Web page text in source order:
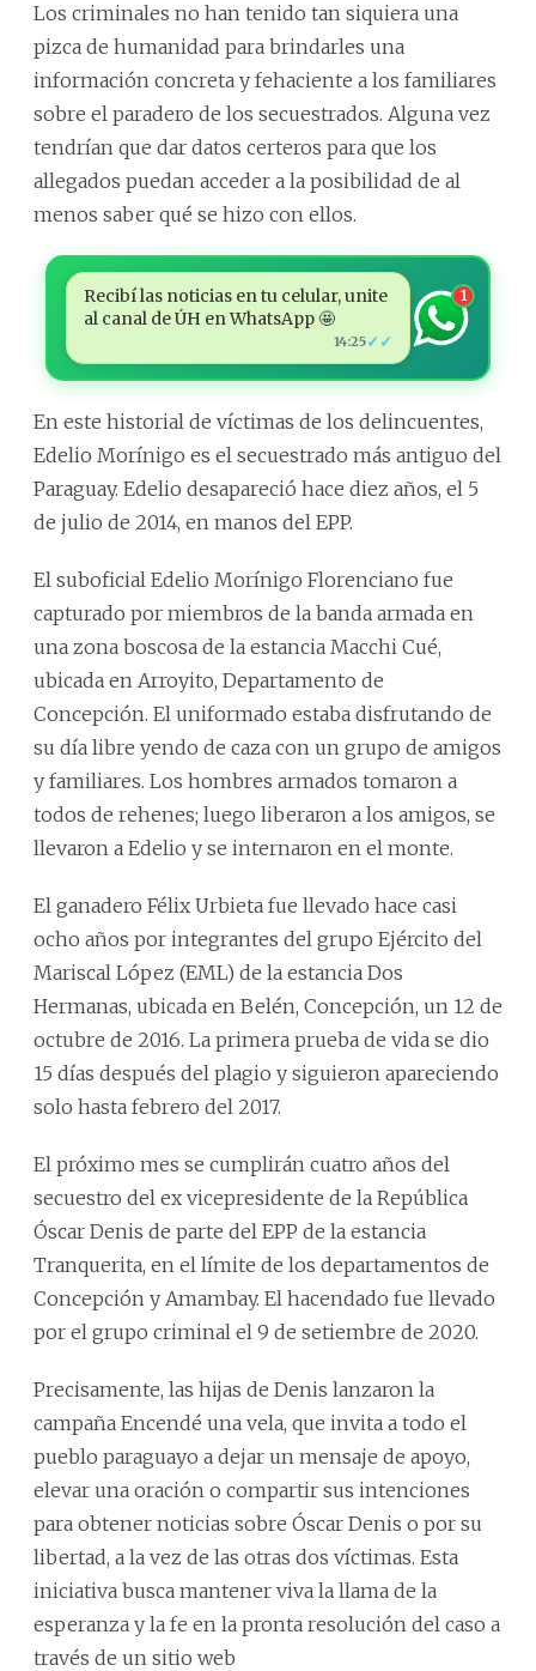
Los criminales no han tenido tan siquiera una
pizca de humanidad para brindarles una
información concreta y fehaciente a los familiares
sobre el paradero de los secuestrados. Alguna vez
tendrían que dar datos certeros para que los
allegados puedan acceder a la posibilidad de al
menos saber qué se hizo con ellos.
Recibí las noticias en tu celular, unite
al canal de ÚH en WhatsApp 🤩
14:25✓✓
1
En este historial de víctimas de los delincuentes,
Edelio Morínigo es el secuestrado más antiguo del
Paraguay. Edelio desapareció hace diez años, el 5
de julio de 2014, en manos del EPP.
El suboficial Edelio Morínigo Florenciano fue
capturado por miembros de la banda armada en
una zona boscosa de la estancia Macchi Cué,
ubicada en Arroyito, Departamento de
Concepción. El uniformado estaba disfrutando de
su día libre yendo de caza con un grupo de amigos
y familiares. Los hombres armados tomaron a
todos de rehenes; luego liberaron a los amigos, se
llevaron a Edelio y se internaron en el monte.
El ganadero Félix Urbieta fue llevado hace casi
ocho años por integrantes del grupo Ejército del
Mariscal López (EML) de la estancia Dos
Hermanas, ubicada en Belén, Concepción, un 12 de
octubre de 2016. La primera prueba de vida se dio
15 días después del plagio y siguieron apareciendo
solo hasta febrero del 2017.
El próximo mes se cumplirán cuatro años del
secuestro del ex vicepresidente de la República
Óscar Denis de parte del EPP de la estancia
Tranquerita, en el límite de los departamentos de
Concepción y Amambay. El hacendado fue llevado
por el grupo criminal el 9 de setiembre de 2020.
Precisamente, las hijas de Denis lanzaron la
campaña Encendé una vela, que invita a todo el
pueblo paraguayo a dejar un mensaje de apoyo,
elevar una oración o compartir sus intenciones
para obtener noticias sobre Óscar Denis o por su
libertad, a la vez de las otras dos víctimas. Esta
iniciativa busca mantener viva la llama de la
esperanza y la fe en la pronta resolución del caso a
través de un sitio web